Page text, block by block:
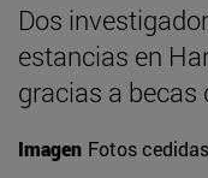
Dos
estancias en
gracias a becas
Imagen Fotos cedidas